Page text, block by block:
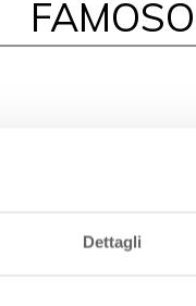
Dettagli
FAMOSO
dopo un periodo
rigide. A
Brisighella e
essiccata.
del dazio comunale